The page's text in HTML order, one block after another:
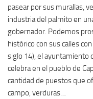
pasear por sus murallas,
industria del palmito en
gobernador. Podemos
histórico con sus calles
siglo 14), el ayuntamiento
celebra en el pueblo de
cantidad de puestos que
campo, verduras…